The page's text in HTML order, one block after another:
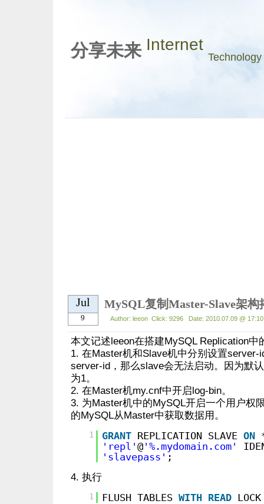
分享未来 Internet
Technology
Jul
9
MySQL复制Master-Slave架构
Author: leeon Click: 9296 Date: 2010.07.09 @
本文记述leeon在搭建MySQL Replication中
1. 在Master机和Slave机中分别设置server-
server-id，那么slave会无法启动。因为默
为1。
2. 在Master机my.cnf中开启log-bin。
3. 为Master机中的MySQL开启一个用户权
的MySQL从Master中获取数据用。
1 GRANT REPLICATION SLAVE ON
'repl' @'%.mydomain.com'
'slavepass' ;
4. 执行
1 FLUSH TABLES WITH READ